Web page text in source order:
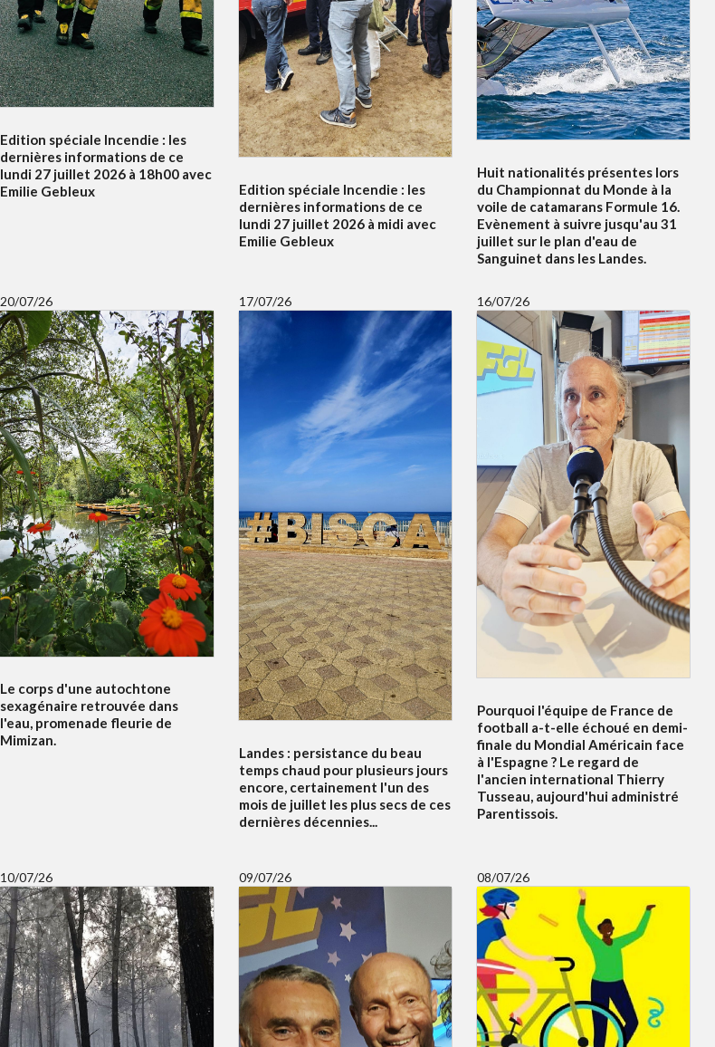
Edition spéciale Incendie : les
dernières informations de ce
lundi 27 juillet 2026 à 18h00 avec
Emilie Gebleux
Edition spéciale Incendie : les
dernières informations de ce
lundi 27 juillet 2026 à midi avec
Emilie Gebleux
Huit nationalités présentes lors
du Championnat du Monde à la
voile de catamarans Formule 16.
Evènement à suivre jusqu'au 31
juillet sur le plan d'eau de
Sanguinet dans les Landes.
20/07/26
Le corps d'une autochtone
sexagénaire retrouvée dans
l'eau, promenade fleurie de
Mimizan.
17/07/26
Landes : persistance du beau
temps chaud pour plusieurs jours
encore, certainement l'un des
mois de juillet les plus secs de ces
dernières décennies...
16/07/26
Pourquoi l'équipe de France de
football a-t-elle échoué en demi-
finale du Mondial Américain face
à l'Espagne ? Le regard de
l'ancien international Thierry
Tusseau, aujourd'hui administré
Parentissois.
10/07/26 09/07/26 08/07/26